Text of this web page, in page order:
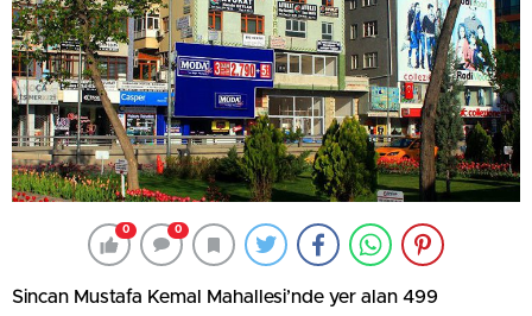
0 0
Sincan Mustafa Kemal Mahallesi’nde yer alan 499